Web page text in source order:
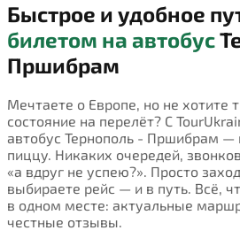
Быстрое и удобное
билетом на автобус
Пршибрам
Мечтаете о Европе, но не хотите
состояние на перелёт? С
автобус Тернополь - Пршибрам —
пиццу. Никаких очередей,
«а вдруг не успею?». Просто
выбираете рейс — и в путь. Всё,
в одном месте: актуальные
честные отзывы.